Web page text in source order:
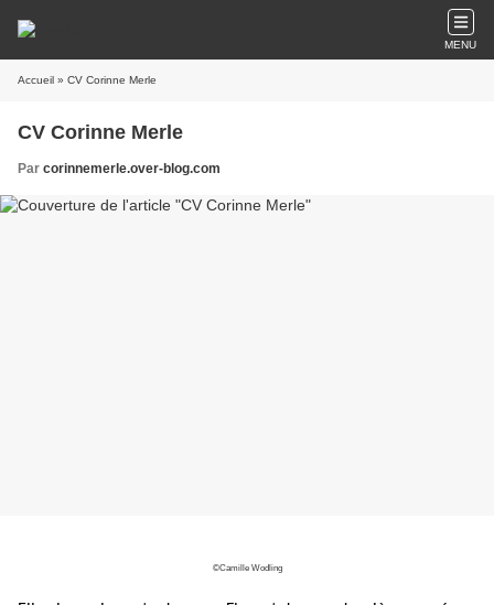
MENU
Accueil » CV Corinne Merle
CV Corinne Merle
Par corinnemerle.over-blog.com
©Camille Wodling